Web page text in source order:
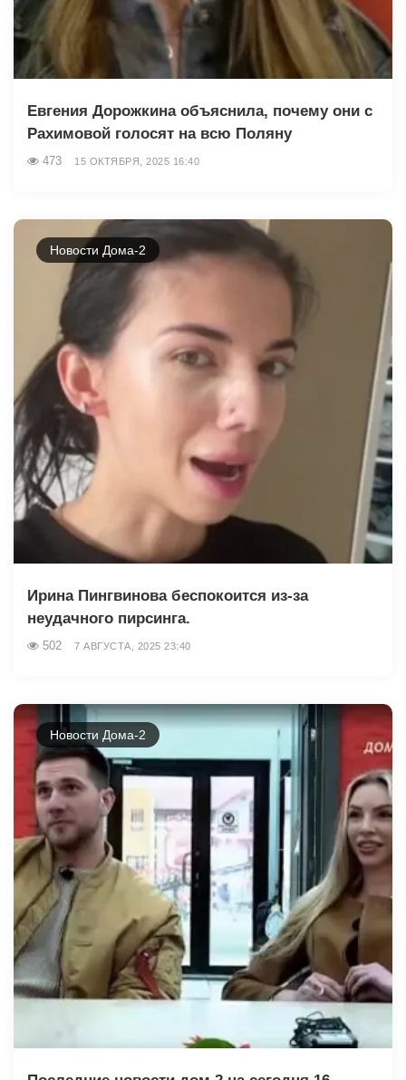
Евгения Дорожкина объяснила, почему они с
Рахимовой голосят на всю Поляну
473 15 ОКТЯБРЯ, 2025 16:40
Новости Дома-2
Ирина Пингвинова беспокоится из-за
неудачного пирсинга.
502 7 АВГУСТА, 2025 23:40
Новости Дома-2